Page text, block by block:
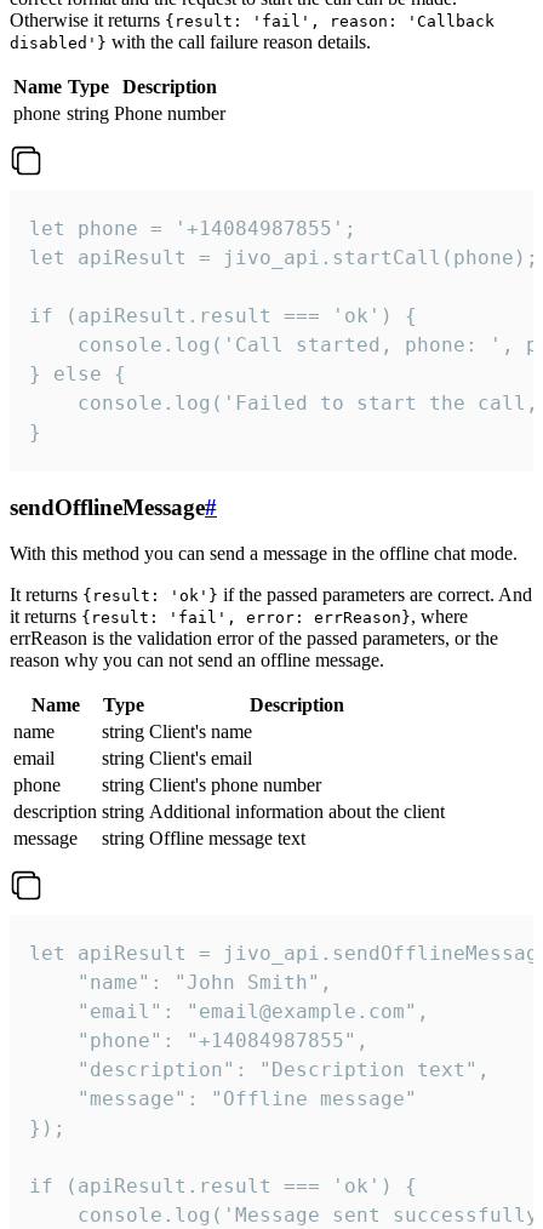
Otherwise it returns {result: 'fail', reason: 'Callback
disabled'} with the call failure reason details.
Name Type
Description
phone string Phone number
let phone = '+14084987855';
let apiResult = jivo_api.startCall(phone);
if (apiResult.result === 'ok') {
console.log('Call started, phone: ',
} else {
console.log('Failed to start the
}
sendOfflineMessage#
With this method you can send a message in the offline chat mode.
It returns {result: 'ok'} if the passed parameters are correct. And
it returns {result: 'fail', error: errReason}, where
errReason is the validation error of the passed parameters, or the
reason why you can not send an offline message.
Name Type
Description
name
string Client's name
email
string Client's email
phone
string Client's phone number
description string Additional information about the client
message
string Offline message text
let apiResult =
    "name": "John Smith",
    "email": "email@example.com",
    "phone": "+14084987855",
    "description": "Description text",
    "message": "Offline message"
});
if (apiResult.result === 'ok') {
console.log('Message sent